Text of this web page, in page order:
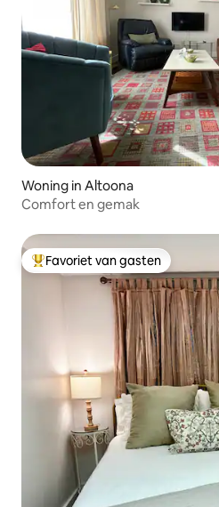
Woning in Altoona
Comfort en gemak
Topfavoriet van gasten
Favoriet van gasten